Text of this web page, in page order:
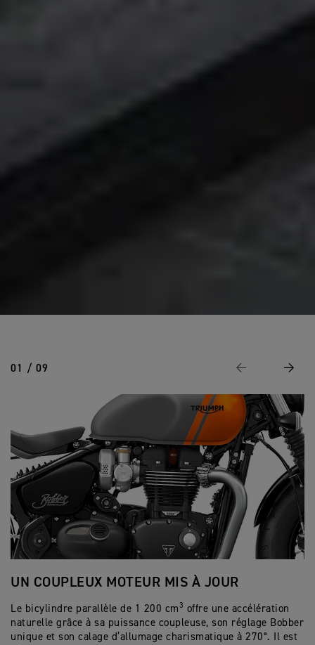
01 / 09 Page Précédente
UN COUPLEUX MOTEUR MIS À JOUR
Le bicylindre parallèle de 1 200 cm3 offre une accélération
naturelle grâce à sa puissance coupleuse, son réglage Bobber
unique et son calage d’allumage charismatique à 270°. Il est